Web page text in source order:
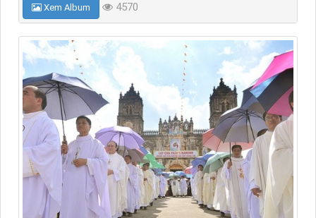
Xem Album
4570